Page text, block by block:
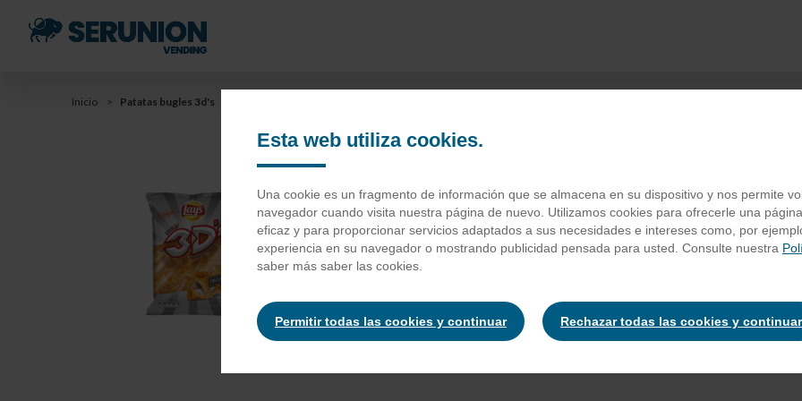
You
here
Inicio Patatas bugles 3d's
Patatas bugles 3d's
Sémola de maíz (70%), aceite de maíz, aroma de queso y bacon [suero de
y sustancias aromatizantes, potenciadores del sabor(glutamato
cítrico), colorante(extracto de pimentón), aromas de humo], azúcar, sal,
Esta web utiliza cookies.
Una cookie es un fragmento de información que se almacena en su dispositivo y nos permite
navegador cuando visita nuestra página de nuevo. Utilizamos cookies para ofrecerle una
eficaz y para proporcionar servicios adaptados a sus necesidades e intereses como, por
experiencia en su navegador o mostrando publicidad pensada para usted. Consulte nuestra
saber más saber las cookies.
Permitir todas las cookies y continuar Rechazar todas las cookies y continuar